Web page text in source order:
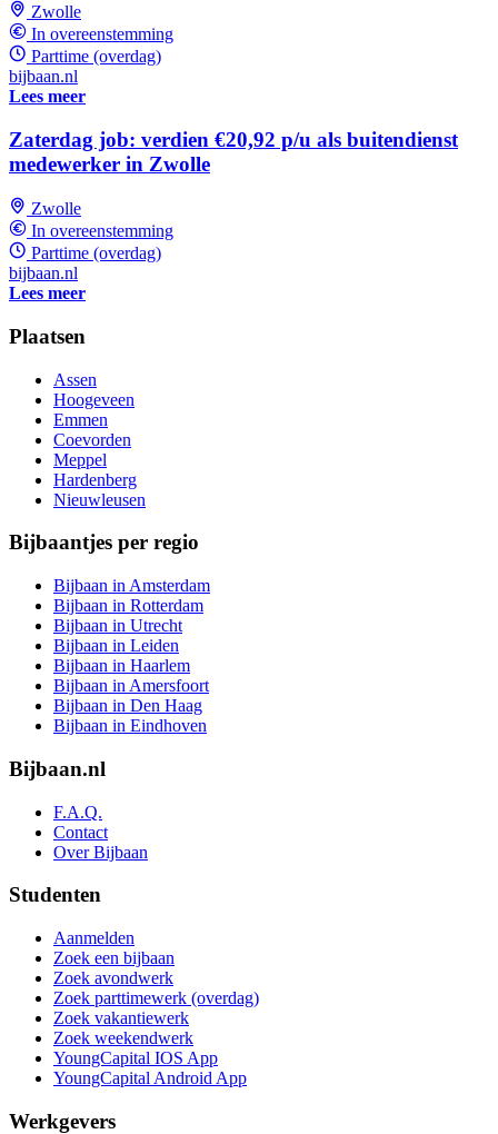
Zwolle
In overeenstemming
Parttime (overdag)
bijbaan.nl
Lees meer
Zaterdag job: verdien €20,92 p/u als buitendienst
medewerker in Zwolle
Zwolle
In overeenstemming
Parttime (overdag)
bijbaan.nl
Lees meer
Plaatsen
Assen
Hoogeveen
Emmen
Coevorden
Meppel
Hardenberg
Nieuwleusen
Bijbaantjes per regio
Bijbaan in Amsterdam
Bijbaan in Rotterdam
Bijbaan in Utrecht
Bijbaan in Leiden
Bijbaan in Haarlem
Bijbaan in Amersfoort
Bijbaan in Den Haag
Bijbaan in Eindhoven
Bijbaan.nl
F.A.Q.
Contact
Over Bijbaan
Studenten
Aanmelden
Zoek een bijbaan
Zoek avondwerk
Zoek parttimewerk (overdag)
Zoek vakantiewerk
Zoek weekendwerk
YoungCapital IOS App
YoungCapital Android App
Werkgevers